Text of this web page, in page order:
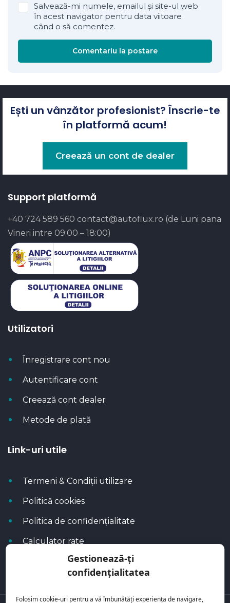
Gestionează-ți
confidențialitatea
Folosim cookie-uri pentru a vă îmbunătăți experiența de navigare,
Salvează-mi numele, emailul și site-ul web
în acest navigator pentru data viitoare
când o să comentez.
Comentariu la postare
Ești un vânzător profesionist? Înscrie-te
în platformă acum!
Creează un cont de dealer
Support platformă
+40 724 589 560 contact@autoflux.ro (de Luni pana
Vineri intre 09:00 – 18:00)
Utilizatori
Înregistrare cont nou
Autentificare cont
Creează cont dealer
Metode de plată
Link-uri utile
Termeni & Condiții utilizare
Politică cookies
Politica de confidențialitate
Calculator rate
Blog Autoflux